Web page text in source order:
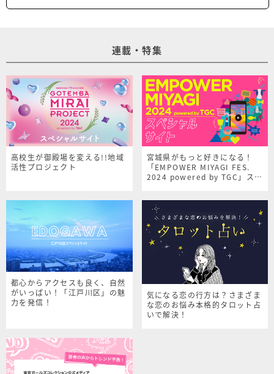
連載・特集
高校生が御殿場を変える!!地域
活性プロジェクト
宮城県がもっと好きになる！
「EMPOWER MIYAGI FES.
2024 powered by TGC」スペ
都心からアクセスも良く、自然
がいっぱい！「江戸川区」の魅
力を発信！
気になる恋の行方は？さまざま
な恋のお悩み本格的タロット占
いで解決！